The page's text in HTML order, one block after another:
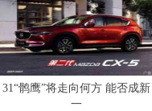
31“鹘鹰”将走向何方 能否成新
一